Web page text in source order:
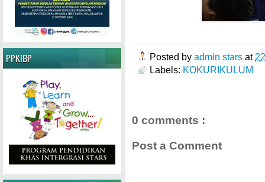
Posted by admin stars at
Labels: KOKURIKULUM
0 comments :
Post a Comment
PPKIBP